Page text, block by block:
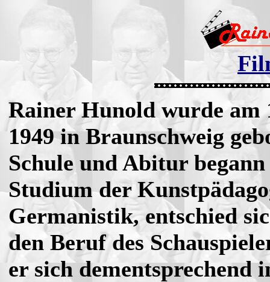
Rainer Hunold wurde am
1949 in Braunschweig
Schule und Abitur
Studium der
Germanistik, entschied
den Beruf des
er sich dementsprechend